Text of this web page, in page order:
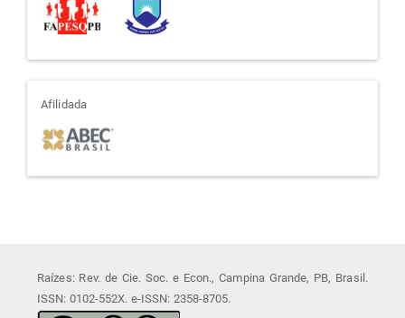
afiliada
Afilidada
Raízes: Rev. de Cie. Soc. e Econ., Campina Grande, PB, Brasil.
ISSN: 0102-552X. e-ISSN: 2358-8705.